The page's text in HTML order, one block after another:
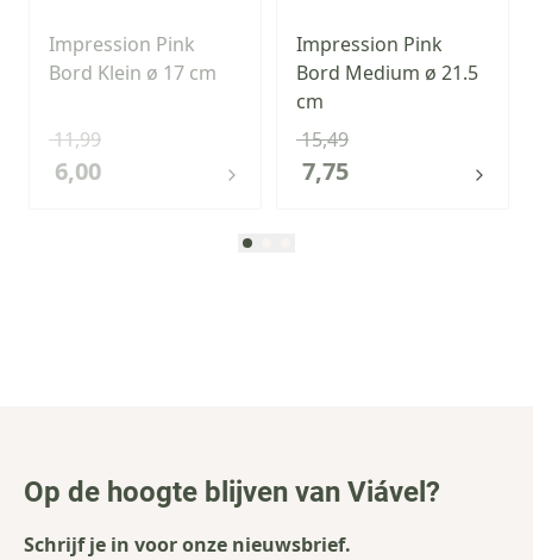
Impression Pink
Bord Klein ø 17 cm
6,00
11,99
Impression Pink
Bord Medium ø 21.5
cm
7,75
15,49
Op de hoogte blijven van Viável?
Schrijf je in voor onze nieuwsbrief.